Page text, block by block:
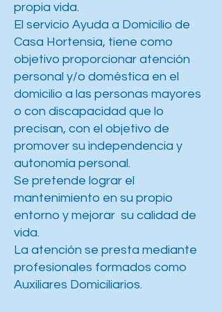
propia vida.
El servicio Ayuda a Domicilio de
Casa Hortensia, tiene como
objetivo proporcionar atención
personal y/o doméstica en el
domicilio a las personas mayores
o con discapacidad que lo
precisan, con el objetivo de
promover su independencia y
autonomía personal.
Se pretende lograr el
mantenimiento en su propio
entorno y mejorar su calidad de
vida.
La atención se presta mediante
profesionales formados como
Auxiliares Domiciliarios.